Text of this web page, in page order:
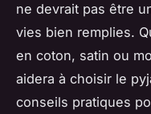
ne devrait pas être
vies bien remplies.
en coton, satin ou
aidera à choisir le
conseils pratiques